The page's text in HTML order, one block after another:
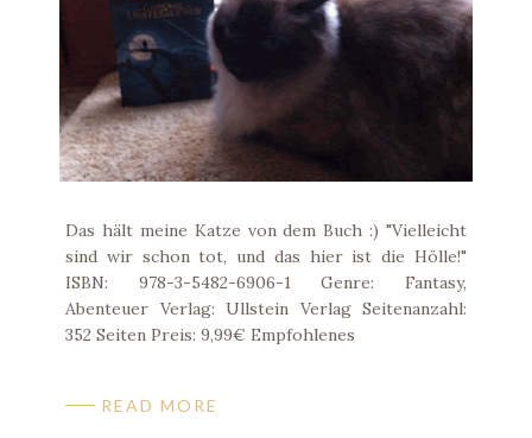
Das hält meine Katze von dem Buch :) "Vielleicht
sind wir schon tot, und das hier ist die Hölle!"
ISBN: 978-3-5482-6906-1 Genre: Fantasy,
Abenteuer Verlag: Ullstein Verlag Seitenanzahl:
352 Seiten Preis: 9,99€ Empfohlenes
READ MORE